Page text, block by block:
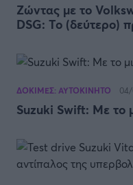
Ζώντας με το
DSG: Το (δεύτερο)
ΔΟΚΙΜΕΣ: ΑΥΤΟΚΙΝΗΤΟ 04/
Suzuki Swift: Με το